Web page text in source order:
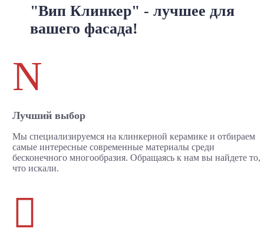
"Вип Клинкер" - лучшее для
вашего фасада!
N
Лучший выбор
Мы специализируемся на клинкерной керамике и отбираем
самые интересные современные материалы среди
бесконечного многообразия. Обращаясь к нам вы найдете то,
что искали.
